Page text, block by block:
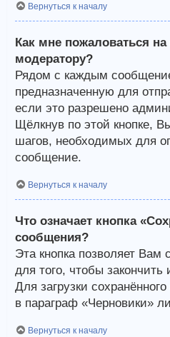
Вернуться к началу
Как мне пожаловаться
модератору?
Рядом с каждым
предназначенную для
если это разрешено
Щёлкнув по этой кнопке,
шагов, необходимых для
сообщение.
Вернуться к началу
Что означает кнопка
сообщения?
Эта кнопка позволяет Вам
для того, чтобы закончить
Для загрузки
в параграф «Черновики»
Вернуться к началу